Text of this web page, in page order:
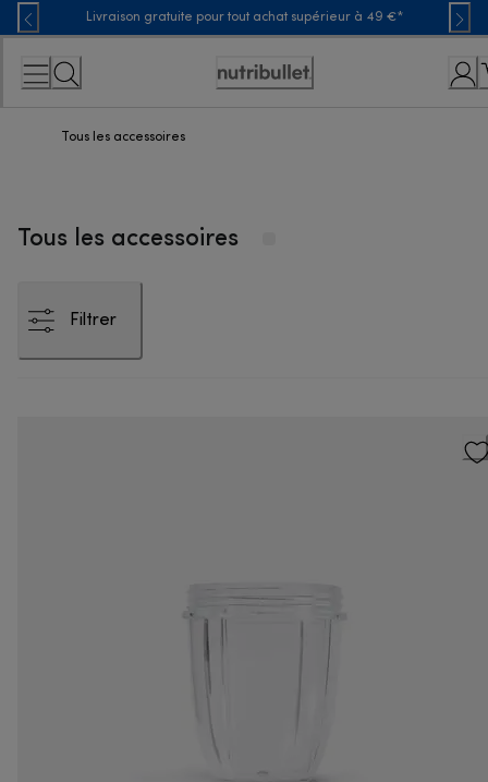
Skip
to
Content
Livraison gratuite pour tout achat supérieur à 49 €*
Déclaration
Tous les accessoires
Tous les accessoires
Filtrer